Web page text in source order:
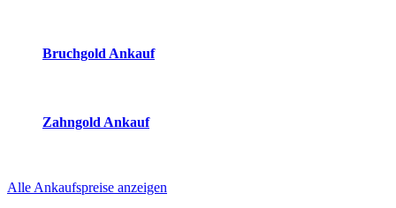
Bruchgold Ankauf
Zahngold Ankauf
Alle Ankaufspreise anzeigen